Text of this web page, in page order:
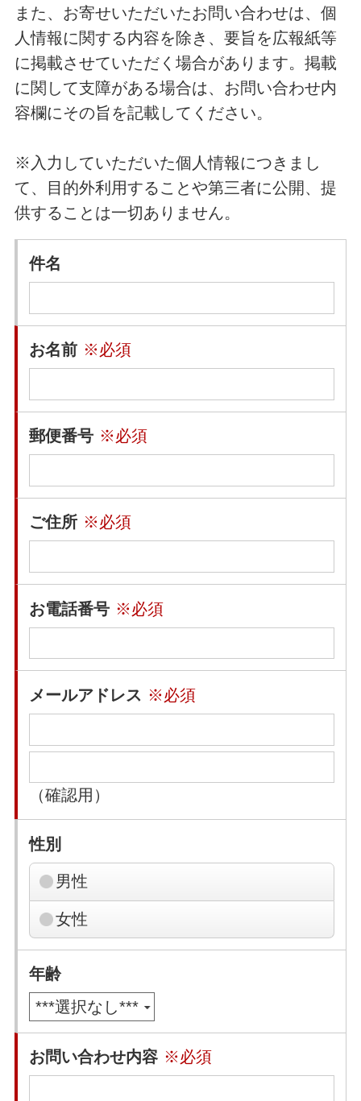
また、お寄せいただいたお問い合わせは、個
人情報に関する内容を除き、要旨を広報紙等
に掲載させていただく場合があります。掲載
に関して支障がある場合は、お問い合わせ内
容欄にその旨を記載してください。
※入力していただいた個人情報につきまし
て、目的外利用することや第三者に公開、提
供することは一切ありません。
件名
お名前 ※必須
郵便番号 ※必須
ご住所 ※必須
お電話番号 ※必須
メールアドレス ※必須
（確認用）
性別
男性
女性
年齢
お問い合わせ内容 ※必須